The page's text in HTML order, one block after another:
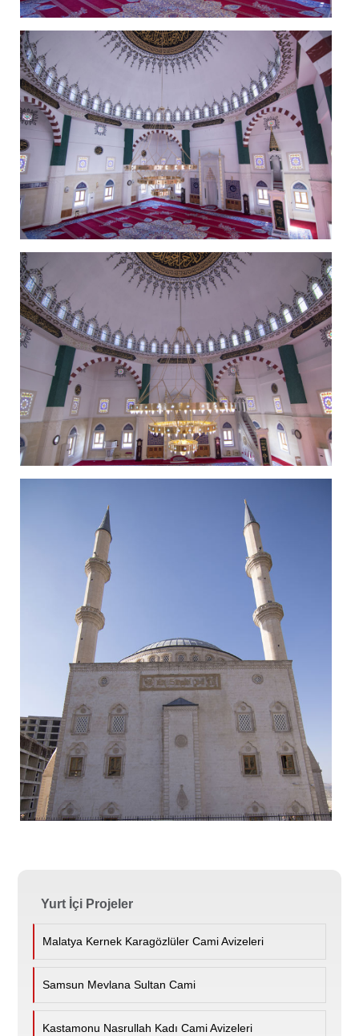
Yurt İçi Projeler
Malatya Kernek Karagözlüler Cami Avizeleri
Samsun Mevlana Sultan Cami
Kastamonu Nasrullah Kadı Cami Avizeleri